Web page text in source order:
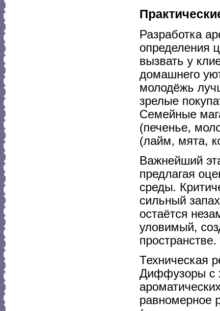
Разработка
определения
вызвать у
домашнего
молодёжь
зрелые
Семейные
(печенье,
(лайм, мята,
Важнейший
предлагая
среды.
сильный
остаётся
уловимый,
пространстве.
Техническая
Диффузоры с
равномерное